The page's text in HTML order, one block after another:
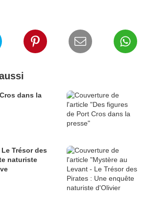
dans la
Trésor des
naturiste